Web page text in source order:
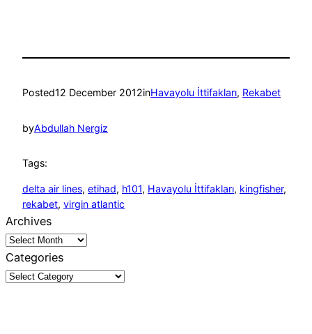
Posted12 December 2012inHavayolu İttifakları, Rekabet
byAbdullah Nergiz
Tags:
delta air lines, etihad, h101, Havayolu İttifakları, kingfisher
rekabet, virgin atlantic
Archives
Categories